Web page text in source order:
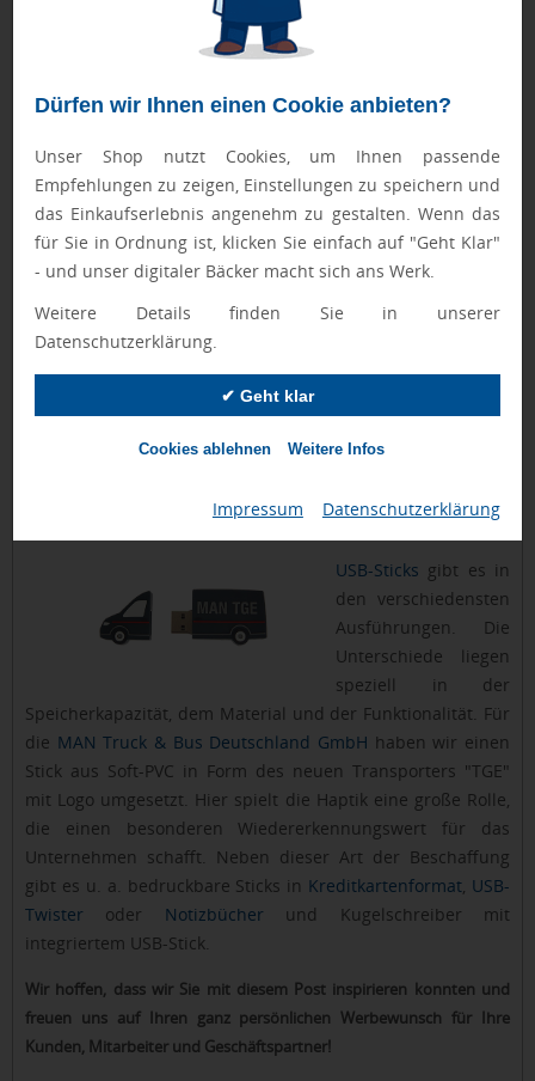
Dürfen wir Ihnen einen Cookie anbieten?
Unser Shop nutzt Cookies, um Ihnen passende
Empfehlungen zu zeigen, Einstellungen zu speichern und
das Einkaufserlebnis angenehm zu gestalten. Wenn das
für Sie in Ordnung ist, klicken Sie einfach auf "Geht Klar"
- und unser digitaler Bäcker macht sich ans Werk.
Weitere Details finden Sie in unserer
Datenschutzerklärung.
✔ Geht klar
Cookies ablehnen Weitere Infos
Impressum Datenschutzerklärung
einem bedruckbaren Pappbrief und kann neben dem Tuch
auch individuell gestaltet werden. Die Vorteile liegen darin,
in der Tasche verstauen lässt.
Werbeartikel der Neuzeit: Powerbank und USB-Stick
Natürlich durften
diese beiden sehr
exklusivenElektronik-
solch einem großen
Unternehmen nicht fehlen.Powerbankssind kleine
Reservetanks für die Handtasche, mit denen Ihnen mit
Sicherheit nie der Saft ausgehen wird. Bereits in einem
alles Wissenswertes über die Helfer in der Not aneignen.
USB-Sticks gibt es in
den verschiedensten
Ausführungen. Die
Unterschiede liegen
speziell in der
Speicherkapazität, dem Material und der Funktionalität. Für
die MAN Truck & Bus Deutschland GmbH haben wir einen
Stick aus Soft-PVC in Form des neuen Transporters "TGE"
mit Logo umgesetzt. Hier spielt die Haptik eine große Rolle,
die einen besonderen Wiedererkennungswert für das
Unternehmen schafft. Neben dieser Art der Beschaffung
gibt es u. a. bedruckbare Sticks in Kreditkartenformat, USB-
Twister oder Notizbücher und Kugelschreiber mit
integriertem USB-Stick.
Wir hoffen, dass wir Sie mit diesem Post inspirieren konnten und
freuen uns auf Ihren ganz persönlichen Werbewunsch für Ihre
Kunden, Mitarbeiter und Geschäftspartner!